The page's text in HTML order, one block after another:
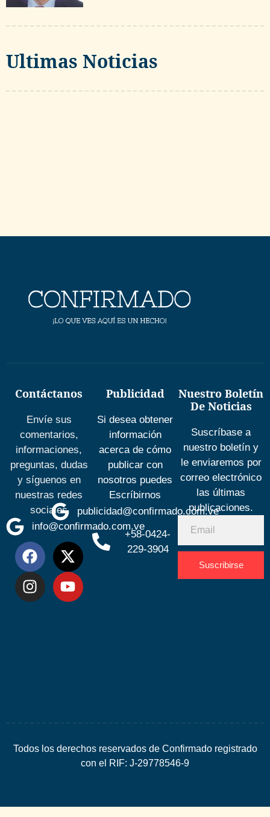
Ultimas Noticias
Contáctanos
Envíe sus
comentarios,
informaciones,
preguntas, dudas
y síguenos en
nuestras redes
sociales
info@confirmado.com.ve
Publicidad
Si desea obtener
información
acerca de cómo
publicar con
nosotros puedes
Escríbirnos
publicidad@confirmado.com.ve
+58-0424-
229-3904
Nuestro Boletín
De Noticias
Suscríbase a
nuestro boletín y
le enviaremos por
correo electrónico
las últimas
publicaciones.
Suscribirse
Todos los derechos reservados de Confirmado registrado
con el RIF: J-29778546-9